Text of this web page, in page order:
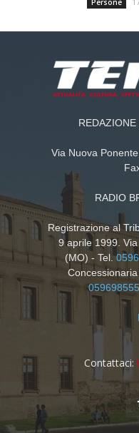
Persone
Via Nuova
RADIO
Registrazione al
9 aprile 1999.
(MO) - Tel.
059698555
Contattaci: